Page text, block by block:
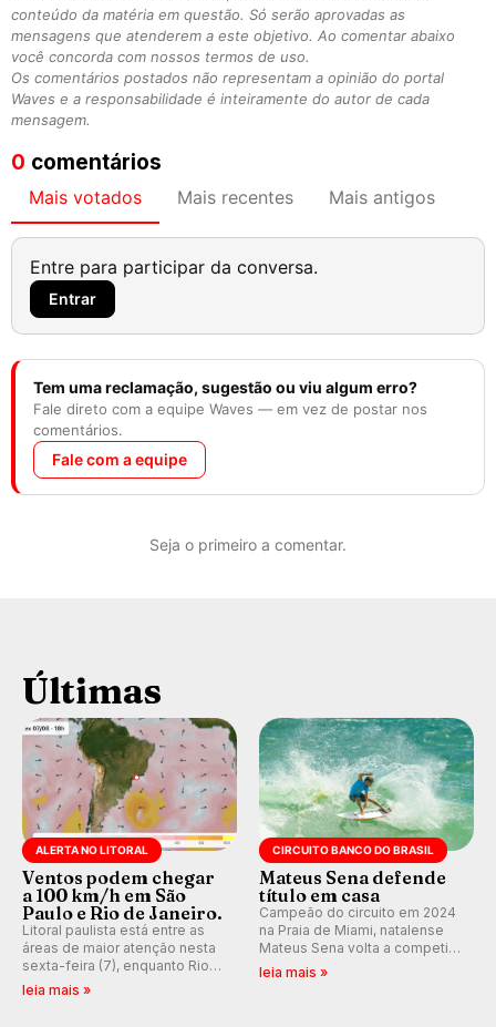
conteúdo da matéria em questão. Só serão aprovadas as
mensagens que atenderem a este objetivo. Ao comentar abaixo
você concorda com nossos termos de uso.
Os comentários postados não representam a opinião do portal
Waves e a responsabilidade é inteiramente do autor de cada
mensagem.
0 comentários
Mais votados Mais recentes Mais antigos
Entre para participar da conversa.
Entrar
Tem uma reclamação, sugestão ou viu algum erro?
Fale direto com a equipe Waves — em vez de postar nos
comentários.
Fale com a equipe
Seja o primeiro a comentar.
Últimas
ALERTA NO LITORAL
Ventos podem chegar
a 100 km/h em São
Paulo e Rio de Janeiro.
Litoral paulista está entre as
áreas de maior atenção nesta
sexta-feira (7), enquanto Rio
de Janeiro também recebe
leia mais »
CIRCUITO BANCO DO BRASIL
Mateus Sena defende
título em casa
Campeão do circuito em 2024
na Praia de Miami, natalense
Mateus Sena volta a competir
em casa em busca de manter a
leia mais »